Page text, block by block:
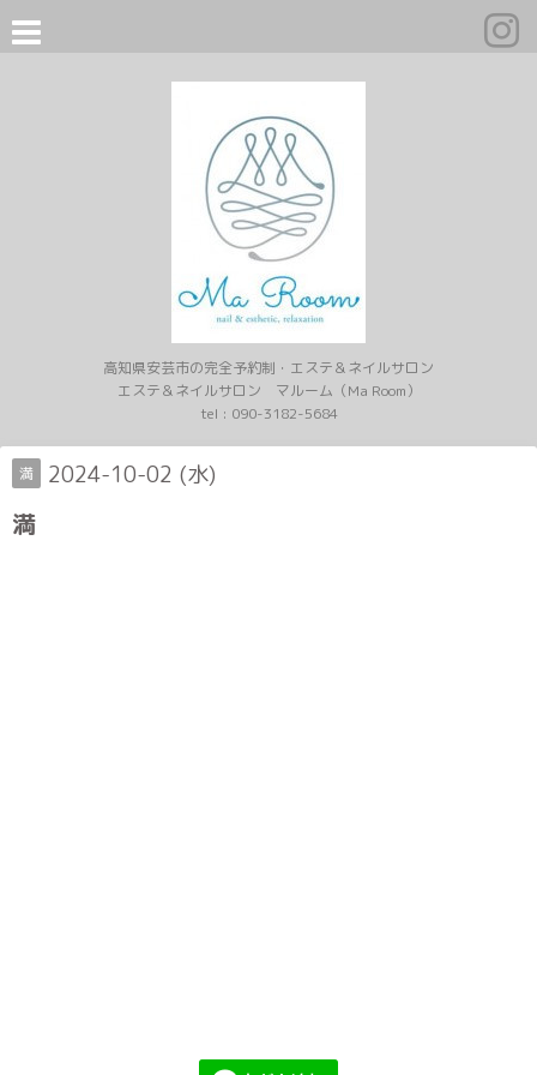
高知県安芸市の完全予約制・エステ＆ネイルサロン
エステ＆ネイルサロン マルーム（Ma Room）
tel : 090-3182-5684
満 2024-10-02 (水)
満